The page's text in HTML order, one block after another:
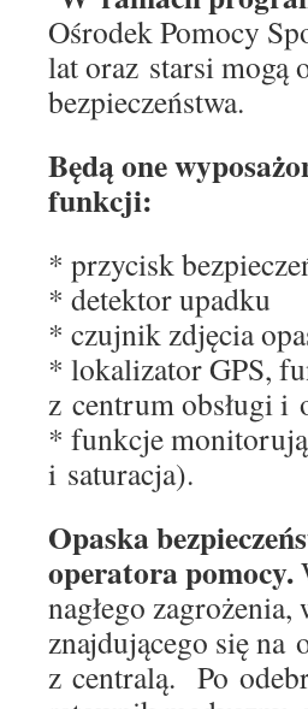
Ośrodek Pomocy
lat oraz starsi mogą
bezpieczeństwa.
Będą one
funkcji:
* przycisk
* detektor upadku
* czujnik zdjęcia
* lokalizator GPS,
z centrum obsługi i
* funkcje
i saturacja).
Opaska
operatora pomocy.
nagłego
znajdującego się na
z centralą. Po